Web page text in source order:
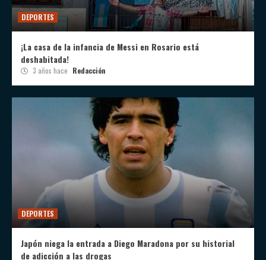
DEPORTES
¡La casa de la infancia de Messi en Rosario está
deshabitada!
3 años hace Redacción
DEPORTES
Japón niega la entrada a Diego Maradona por su historial
de adicción a las drogas